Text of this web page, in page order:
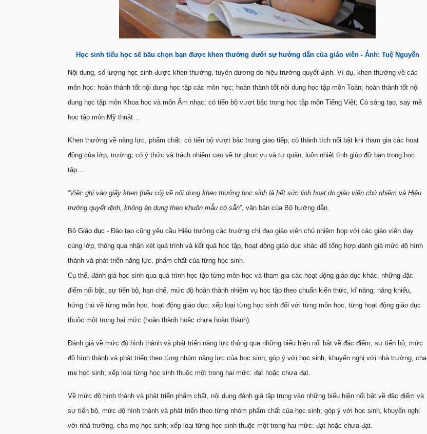
Học sinh tiểu học sẽ bầu chọn bạn được khen thưởng dưới sự hướng dẫn của giáo viên- Ảnh: Tuệ Nguyễn
Nội dung, số lượng học sinh được khen thưởng, tuyên dương do hiệu trưởng quyết định. Ví dụ, khen thưởng về các
môn học: hoàn thành tốt nội dung học tập các môn học; hoàn thành tốt nội dung học tập môn Toán; hoàn thành tốt nội
dung học tập môn Khoa học và môn Âm nhạc; có tiến bộ vượt bậc trong học tập môn Tiếng Việt; Có sáng tạo, say mê
học tập môn Mỹ thuật…
Khen thưởng về năng lực, phẩm chất: có tiến bộ vượt bậc trong giao tiếp; có thành tích nổi bật khi tham gia các hoạt
động của lớp, trường; có ý thức và trách nhiệm cao về tự phục vụ và tự quản; luôn nhiệt tình giúp đỡ bạn trong học
tập…
“Việc ghi vào giấy khen (nếu có) về nội dung khen thưởng học sinh là hết sức linh hoạt do giáo viên chủ nhiệm và Hiệu
trưởng quyết định, không áp dụng theo khuôn mẫu có sẵn”, văn bản của Bộ hướng dẫn.
Bộ Giáo dục - Đào tạo cũng yêu cầu Hiệu trưởng các trường chỉ đạo giáo viên chủ nhiệm họp với các giáo viên dạy
cùng lớp, thông qua nhận xét quá trình và kết quả học tập, hoạt động giáo dục khác để tổng hợp đánh giá mức độ hình
thành và phát triển năng lực, phẩm chất của từng học sinh.
Cụ thể, đánh giá học sinh qua quá trình học tập từng môn học và tham gia các hoạt động giáo dục khác, những đặc
điểm nổi bật, sự tiến bộ, hạn chế, mức độ hoàn thành nhiệm vụ học tập theo chuẩn kiến thức, kĩ năng; năng khiếu,
hứng thú về từng môn học, hoạt động giáo dục; xếp loại từng học sinh đối với từng môn học, từng hoạt động giáo dục
thuộc một trong hai mức (hoàn thành hoặc chưa hoàn thành).
Đánh giá về mức độ hình thành và phát triển năng lực thông qua những biểu hiện nổi bật về đặc điểm, sự tiến bộ, mức
độ hình thành và phát triển theo từng nhóm năng lực của học sinh; góp ý với học sinh, khuyến nghị với nhà trường, cha
mẹ học sinh; xếp loại từng học sinh thuộc một trong hai mức: đạt hoặc chưa đạt.
Về mức độ hình thành và phát triển phẩm chất, nội dung đánh giá tập trung vào những biểu hiện nổi bật về đặc điểm và
sự tiến bộ, mức độ hình thành và phát triển theo từng nhóm phẩm chất của học sinh; góp ý với học sinh, khuyến nghị
với nhà trường, cha mẹ học sinh; xếp loại từng học sinh thuộc một trong hai mức: đạt hoặc chưa đạt.